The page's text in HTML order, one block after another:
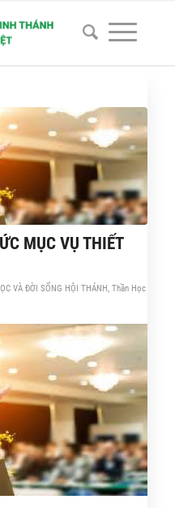
MỤC VỤ THIẾT
VÀ ĐỜI SỐNG HỘI THÁNH Thần Học